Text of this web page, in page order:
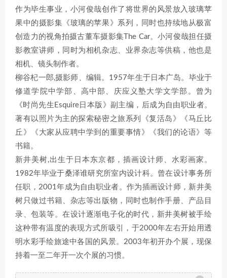
作为毕生事业，小河俊哉创作了将世界的风景放入玻璃苹
果中的摄影集《玻璃的苹果》系列，同时也持续地从极富
创造力的视角拍摄古董车摄影集The Car。小河俊哉担任摄
影教室讲师，同时为相机杂志、业界杂志等供稿，他也是
相机、镜头制作者。
柳谷杞一郎,摄影师、编辑。1957年生于日本广岛。毕业于
修道学院中学部、高中部、庆应义塾大学文学部。曾为
《时尚先生Esquire日本版》副主编，后成为自由职业者。
著有以照片为主的探索秘密之旅系列《复活岛》《马丘比
丘》《大家从应聘中学到的重要事情》《我们的论语》等
书籍。
新井美树,出生于日本东京都，插画设计师、水彩画家。
1982年毕业于桑泽谁研究所室内设计科。曾在设计事务所
任职，2001年成为自由职业者。作为插画设计师，新井美
树只做过书籍、杂志等出版物，同时也制作手册、产品目
录、包装等。在设计逐渐电子化的时代，新井美树被手绘
这种带有温度的表现方式所吸引，于2000年左右开始用透
明水彩手绘旅途中各国的风景。2003年初开办个展，现保
持着一至二年开一次个展的习惯。